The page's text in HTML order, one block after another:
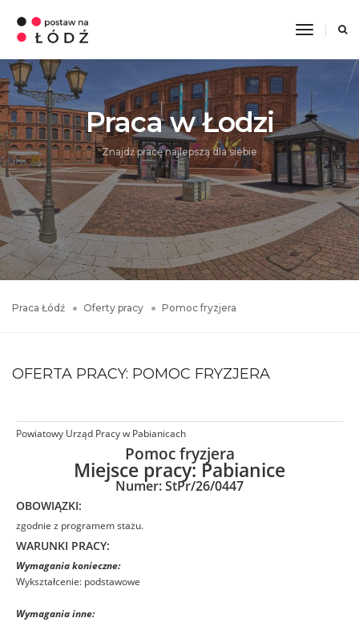
Toggle
Praca w Łodzi
Znajdź pracę najlepszą dla siebie
Praca Łódź Oferty pracy Pomoc fryzjera
OFERTA PRACY: POMOC FRYZJERA
Powiatowy Urząd Pracy w Pabianicach
Pomoc fryzjera
Miejsce pracy: Pabianice
Numer: StPr/26/0447
OBOWIĄZKI:
zgodnie z programem stażu.
WARUNKI PRACY:
Wymagania konieczne:
Wykształcenie: podstawowe
Wymagania inne: